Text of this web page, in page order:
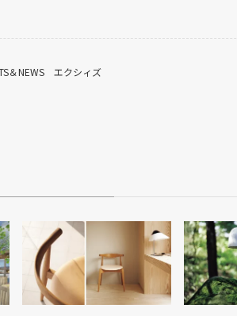
＆NEWS エクシィズ